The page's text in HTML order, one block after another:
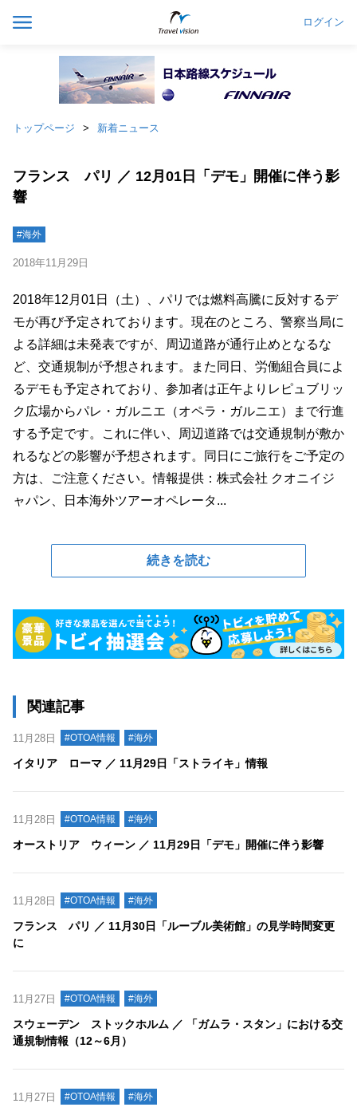
ログイン
トップページ 新着ニュース
フランス パリ ／ 12月01日「デモ」開催に伴う影
響
#海外
2018年11月29日
2018年12月01日（土）、パリでは燃料高騰に反対するデ
モが再び予定されております。現在のところ、警察当局に
よる詳細は未発表ですが、周辺道路が通行止めとなるな
ど、交通規制が予想されます。また同日、労働組合員によ
るデモも予定されており、参加者は正午よりレピュブリッ
ク広場からパレ・ガルニエ（オペラ・ガルニエ）まで行進
する予定です。これに伴い、周辺道路では交通規制が敷か
れるなどの影響が予想されます。同日にご旅行をご予定の
方は、ご注意ください。情報提供：株式会社 クオニイジ
ャパン、日本海外ツアーオペレータ...
続きを読む
関連記事
11月28日 #OTOA情報 #海外
イタリア ローマ ／ 11月29日「ストライキ」情報
11月28日 #OTOA情報 #海外
オーストリア ウィーン ／ 11月29日「デモ」開催に伴う影響
11月28日 #OTOA情報 #海外
フランス パリ ／ 11月30日「ルーブル美術館」の見学時間変更
に
11月27日 #OTOA情報 #海外
スウェーデン ストックホルム ／ 「ガムラ・スタン」における交
通規制情報（12～6月）
11月27日 #OTOA情報 #海外